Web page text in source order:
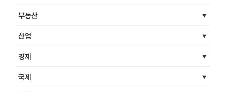
부동산
산업
경제
국제